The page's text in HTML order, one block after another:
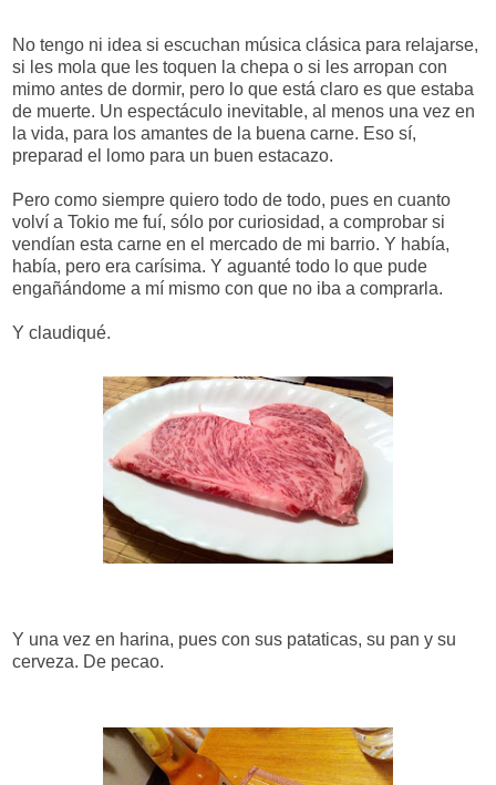
No tengo ni idea si escuchan música clásica para relajarse,
si les mola que les toquen la chepa o si les arropan con
mimo antes de dormir, pero lo que está claro es que estaba
de muerte. Un espectáculo inevitable, al menos una vez en
la vida, para los amantes de la buena carne. Eso sí,
preparad el lomo para un buen estacazo.
Pero como siempre quiero todo de todo, pues en cuanto
volví a Tokio me fuí, sólo por curiosidad, a comprobar si
vendían esta carne en el mercado de mi barrio. Y había,
había, pero era carísima. Y aguanté todo lo que pude
engañándome a mí mismo con que no iba a comprarla.
Y claudiqué.
Y una vez en harina, pues con sus pataticas, su pan y su
cerveza. De pecao.